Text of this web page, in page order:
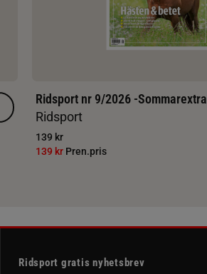
Ridsport nr 9/2026 -Sommarextra
Ridsport
139 kr
139 kr Pren.pris
Ridsport gratis nyhetsbrev